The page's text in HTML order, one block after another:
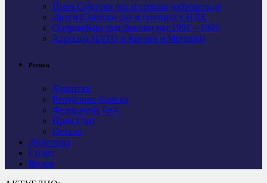
Први Свјeтски рат и српски добровољци
Други Свјетски рат и геноцид у НДХ
Одбрамбено отаџбински рат 1991 – 1995
Агресија НАТО и Косово и Метохија
Регион
Хрватска
Република Српска
Федерација БиХ
Црна Гора
Остало
Дијаспора
Спорт
Видео